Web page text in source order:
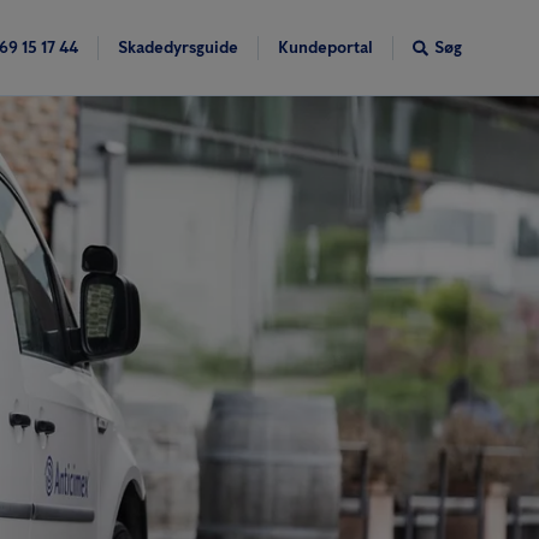
69 15 17 44 Skadedyrsguide Kundeportal Søg